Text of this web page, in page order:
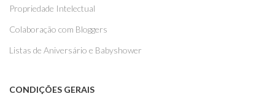
Propriedade Intelectual
Colaboração com Bloggers
Listas de Aniversário e Babyshower
CONDIÇÕES GERAIS